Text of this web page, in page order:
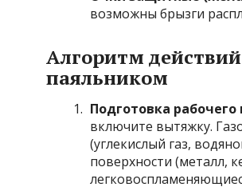
возможны брызги
Алгоритм
паяльником
Подготовка
включите вытяжку.
(углекислый газ,
поверхности (металл,